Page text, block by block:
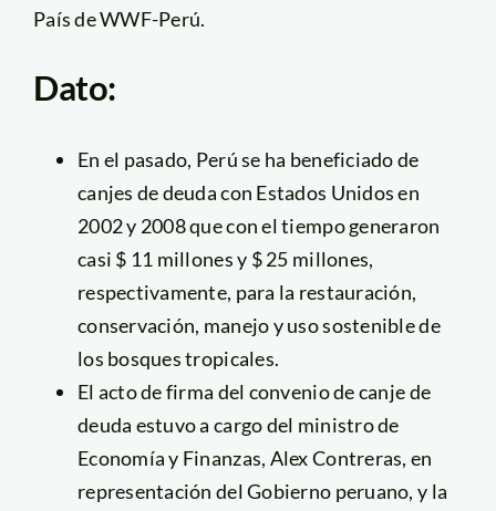
País de WWF-Perú.
Dato:
En el pasado, Perú se ha beneficiado de
canjes de deuda con Estados Unidos en
2002 y 2008 que con el tiempo generaron
casi $ 11 millones y $ 25 millones,
respectivamente, para la restauración,
conservación, manejo y uso sostenible de
los bosques tropicales.
El acto de firma del convenio de canje de
deuda estuvo a cargo del ministro de
Economía y Finanzas, Alex Contreras, en
representación del Gobierno peruano, y la